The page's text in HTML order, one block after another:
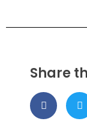
Share